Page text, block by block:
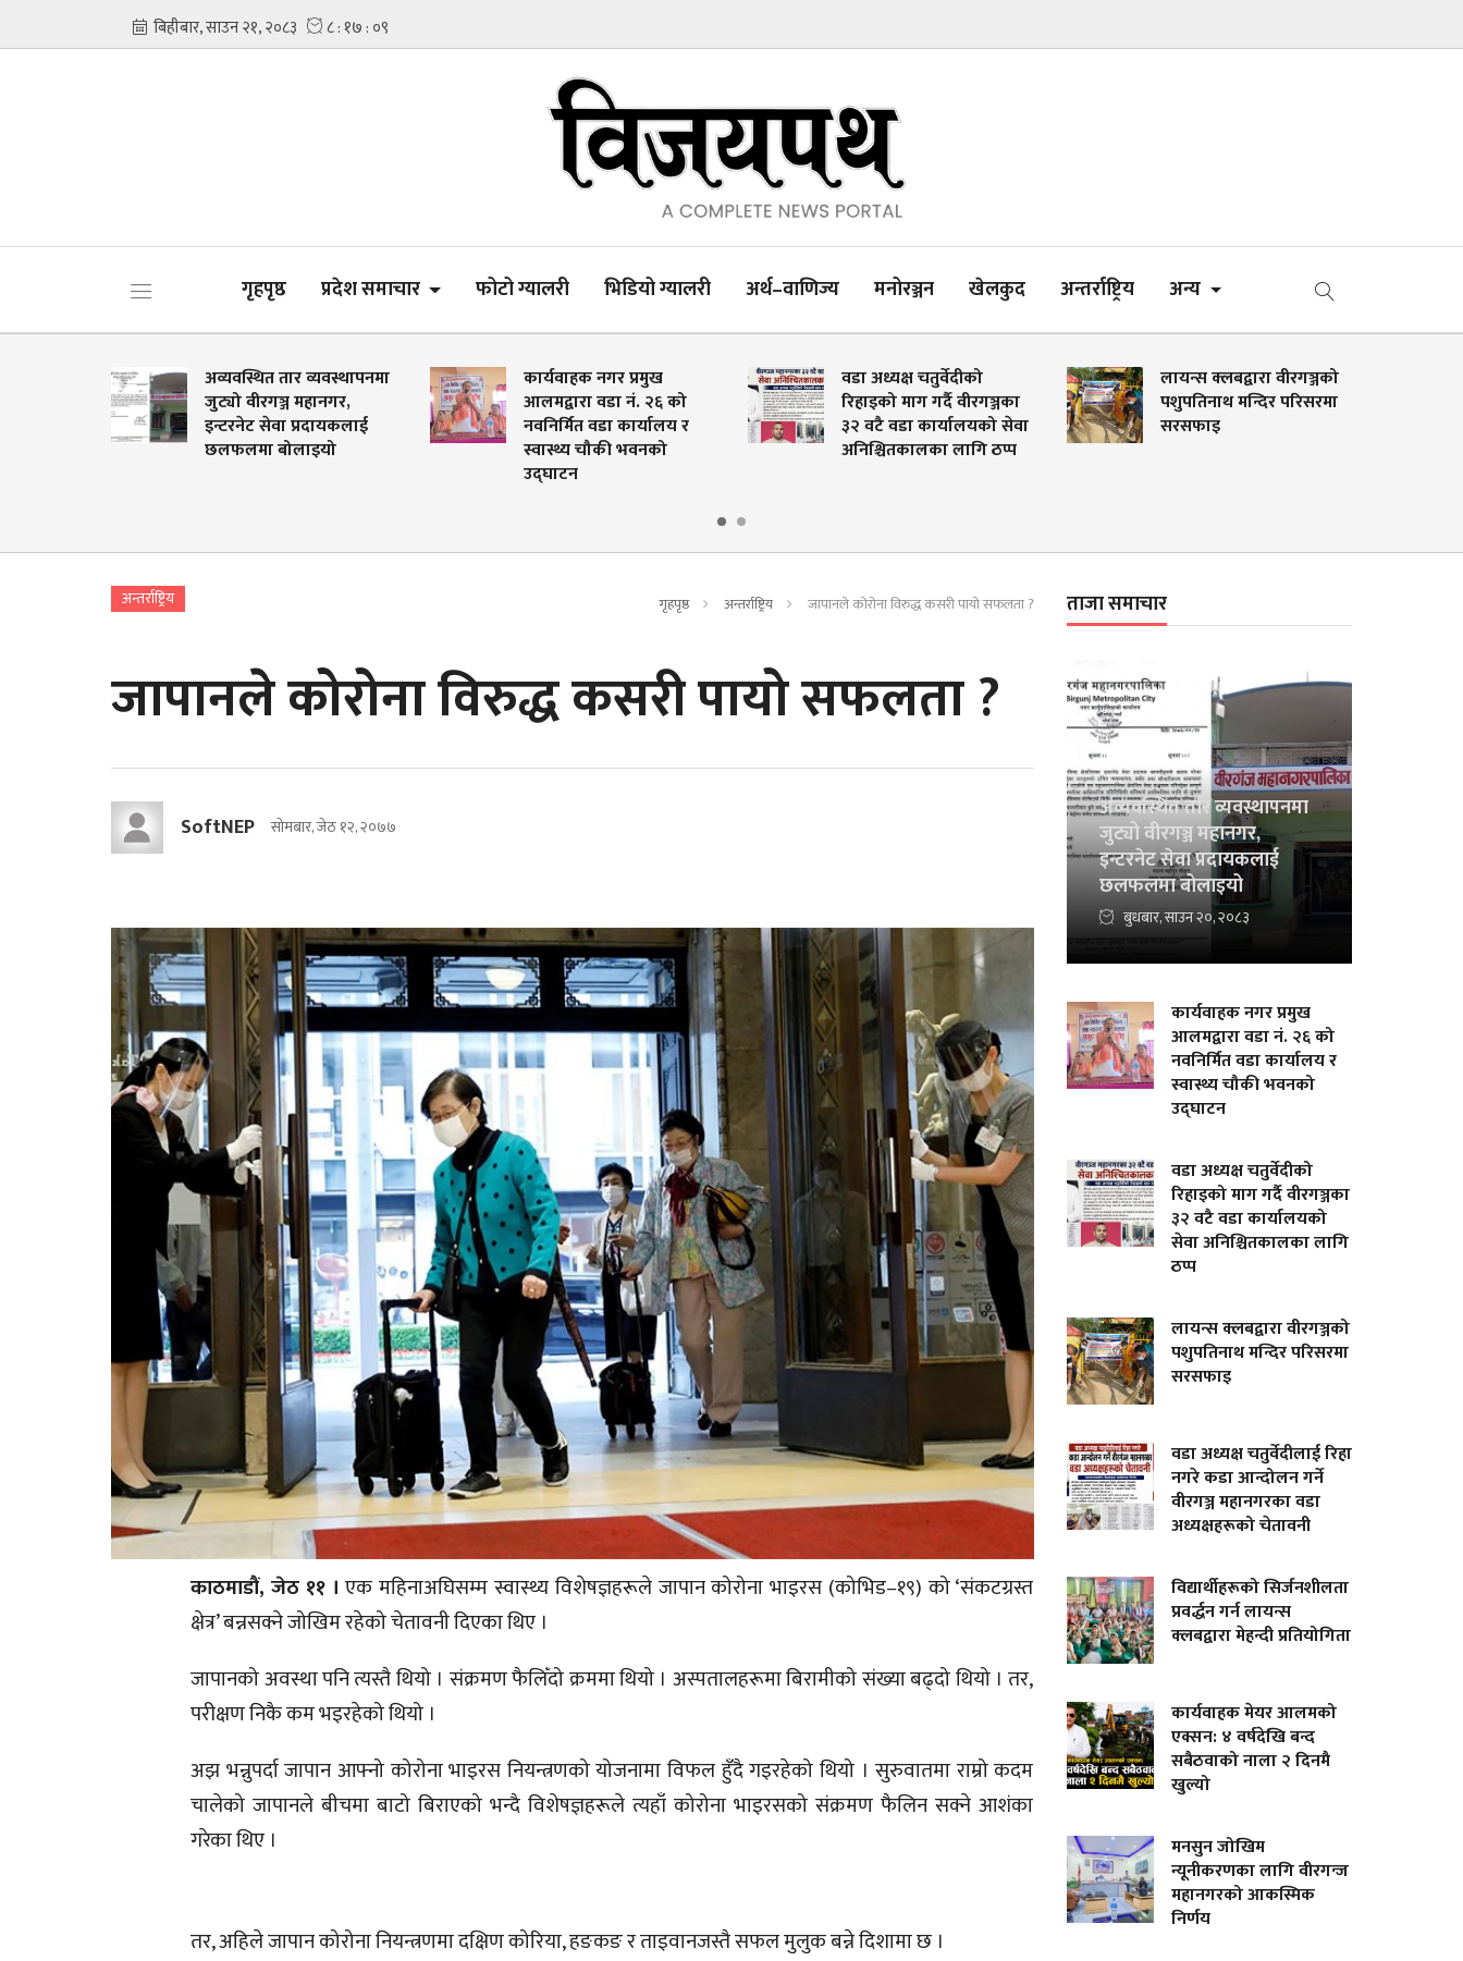
गृहपृष्ठ प्रदेश समाचार फोटो ग्यालरी भिडियो ग्यालरी अर्थ–वाणिज्य मनोरञ्जन खेलकुद अन्तर्राष्ट्रिय अन्य
अव्यवस्थित तार व्यवस्थापनमा
जुट्यो वीरगञ्ज महानगर,
इन्टरनेट सेवा प्रदायकलाई
छलफलमा बोलाइयो
कार्यवाहक नगर प्रमुख
आलमद्वारा वडा नं. २६ को
नवनिर्मित वडा कार्यालय र
स्वास्थ्य चौकी भवनको
उद्घाटन
वडा अध्यक्ष चतुर्वेदीको
रिहाइको माग गर्दै वीरगञ्जका
३२ वटै वडा कार्यालयको सेवा
अनिश्चितकालका लागि ठप्प
लायन्स क्लबद्वारा वीरगञ्जको
पशुपतिनाथ मन्दिर परिसरमा
सरसफाइ
अन्तर्राष्ट्रिय गृहपृष्ठ अन्तर्राष्ट्रिय जापानले कोरोना विरुद्ध कसरी पायो सफलता ?
जापानले कोरोना विरुद्ध कसरी पायो सफलता ?
SoftNEP सोमबार, जेठ १२, २०७७
काठमाडौं, जेठ ११ । एक महिनाअघिसम्म स्वास्थ्य विशेषज्ञहरूले जापान कोरोना भाइरस (कोभिड–१९) को ‘संकटग्रस्त
क्षेत्र’ बन्नसक्ने जोखिम रहेको चेतावनी दिएका थिए ।
जापानको अवस्था पनि त्यस्तै थियो । संक्रमण फैलिँदो क्रममा थियो । अस्पतालहरूमा बिरामीको संख्या बढ्दो थियो । तर,
परीक्षण निकै कम भइरहेको थियो ।
अझ भन्नुपर्दा जापान आफ्नो कोरोना भाइरस नियन्त्रणको योजनामा विफल हुँदै गइरहेको थियो । सुरुवातमा राम्रो कदम
चालेको जापानले बीचमा बाटो बिराएको भन्दै विशेषज्ञहरूले त्यहाँ कोरोना भाइरसको संक्रमण फैलिन सक्ने आशंका
गरेका थिए ।
तर, अहिले जापान कोरोना नियन्त्रणमा दक्षिण कोरिया, हङकङ र ताइवानजस्तै सफल मुलुक बन्ने दिशामा छ ।
ताजा समाचार
अव्यवस्थित तार व्यवस्थापनमा
जुट्यो वीरगञ्ज महानगर,
इन्टरनेट सेवा प्रदायकलाई
छलफलमा बोलाइयो
बुधबार, साउन २०, २०८३
कार्यवाहक नगर प्रमुख
आलमद्वारा वडा नं. २६ को
नवनिर्मित वडा कार्यालय र
स्वास्थ्य चौकी भवनको
उद्घाटन
वडा अध्यक्ष चतुर्वेदीको
रिहाइको माग गर्दै वीरगञ्जका
३२ वटै वडा कार्यालयको
सेवा अनिश्चितकालका लागि
ठप्प
लायन्स क्लबद्वारा वीरगञ्जको
पशुपतिनाथ मन्दिर परिसरमा
सरसफाइ
वडा अध्यक्ष चतुर्वेदीलाई रिहा
नगरे कडा आन्दोलन गर्ने
वीरगञ्ज महानगरका वडा
अध्यक्षहरूको चेतावनी
विद्यार्थीहरूको सिर्जनशीलता
प्रवर्द्धन गर्न लायन्स
क्लबद्वारा मेहन्दी प्रतियोगिता
कार्यवाहक मेयर आलमको
एक्सन: ४ वर्षदेखि बन्द
सबैठवाको नाला २ दिनमै
खुल्यो
मनसुन जोखिम
न्यूनीकरणका लागि वीरगन्ज
महानगरको आकस्मिक
निर्णय